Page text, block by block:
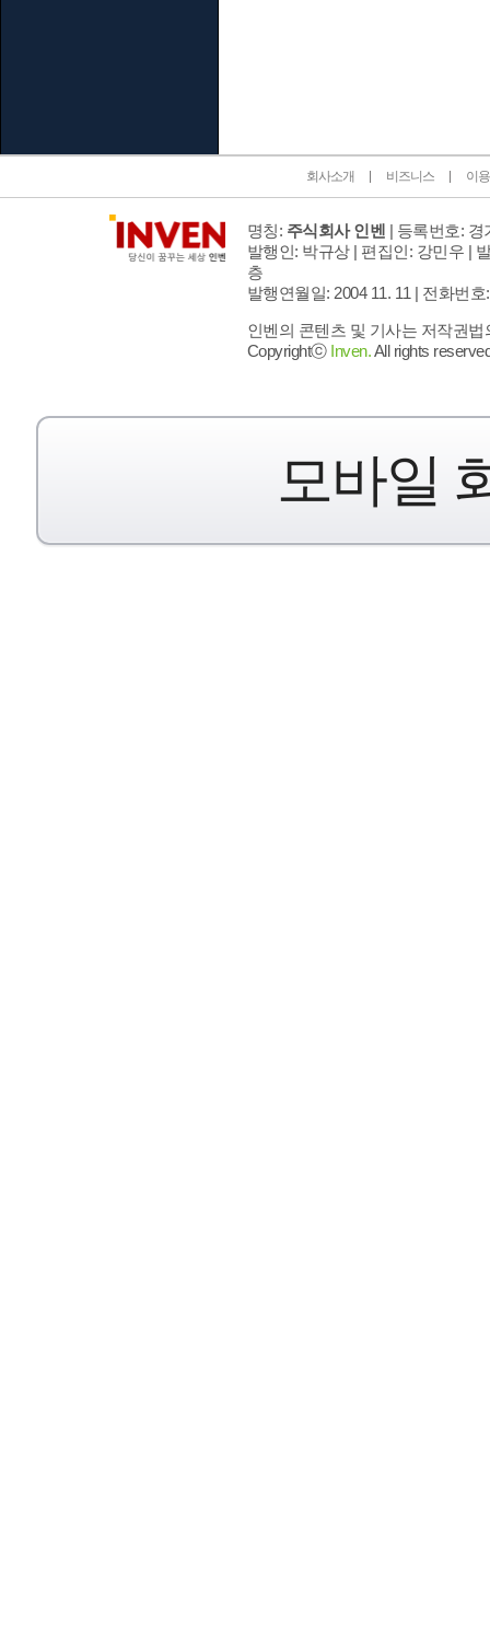
회사소개 비즈니스 이
명칭: 주식회사 인벤 | 등록번호: 경
발행인: 박규상 | 편집인: 강민우 |
층
발행연월일: 2004 11. 11 | 전화번호
인벤의 콘텐츠 및 기사는 저작권
Copyrightⓒ Inven.All rights
모바일